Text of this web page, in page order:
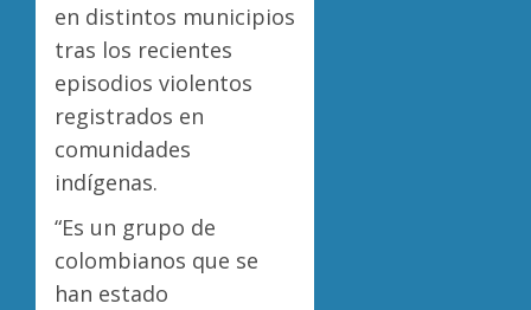
en distintos municipios
tras los recientes
episodios violentos
registrados en
comunidades
indígenas.
“Es un grupo de
colombianos que se
han estado